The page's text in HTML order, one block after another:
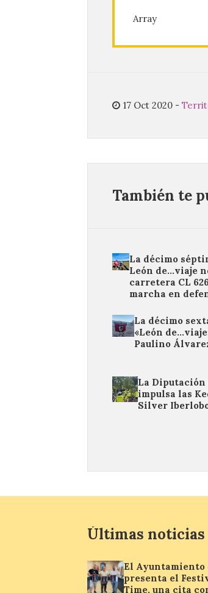
Array
17 Oct 2020 -
También te
La décimo
León de…viaje
carretera CL
marcha en
La décimo
«León
Paulino
La Diputación
impulsa las
Silver
Últimas noticias
El Ayuntamiento
presenta el
Time, una cita